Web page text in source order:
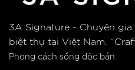
3A Signature - Chuyên
biệt thự tại Việt Nam.
Phong cách sống độc bản.